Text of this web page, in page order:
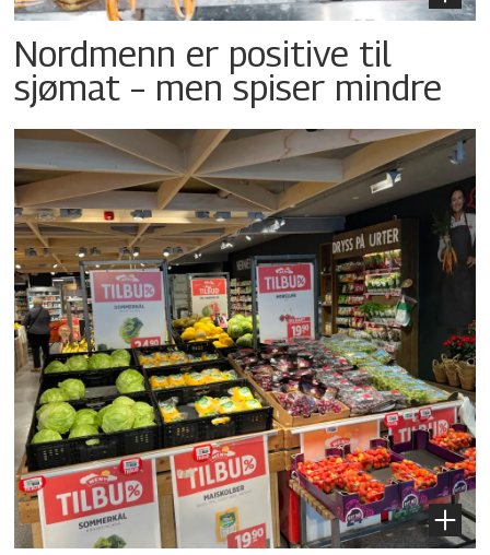
Nordmenn er positive til
sjømat – men spiser mindre